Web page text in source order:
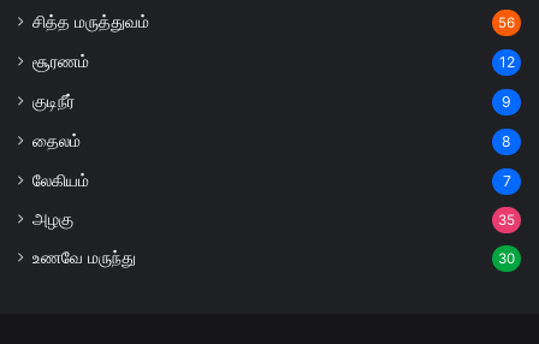
சித்த மருத்துவம் 56
சூரணம் 12
குடிநீர் 9
தைலம் 8
லேகியம் 7
அழகு 35
உணவே மருந்து 30